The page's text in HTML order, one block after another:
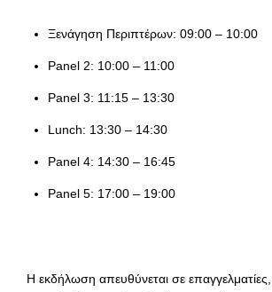
Ξενάγηση Περιπτέρων: 09:00 – 10:00
Panel 2: 10:00 – 11:00
Panel 3: 11:15 – 13:30
Lunch: 13:30 – 14:30
Panel 4: 14:30 – 16:45
Panel 5: 17:00 – 19:00
Η εκδήλωση απευθύνεται σε επαγγελματίες,